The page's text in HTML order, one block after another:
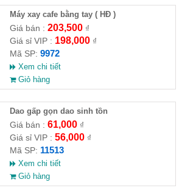
Máy xay cafe bằng tay ( HĐ )
Giá bán : 203,500₫
Giá sỉ VIP : 198,000₫
Mã SP: 9972
Xem chi tiết
Giỏ hàng
Dao gấp gọn dao sinh tồn
Giá bán : 61,000₫
Giá sỉ VIP : 56,000₫
Mã SP: 11513
Xem chi tiết
Giỏ hàng